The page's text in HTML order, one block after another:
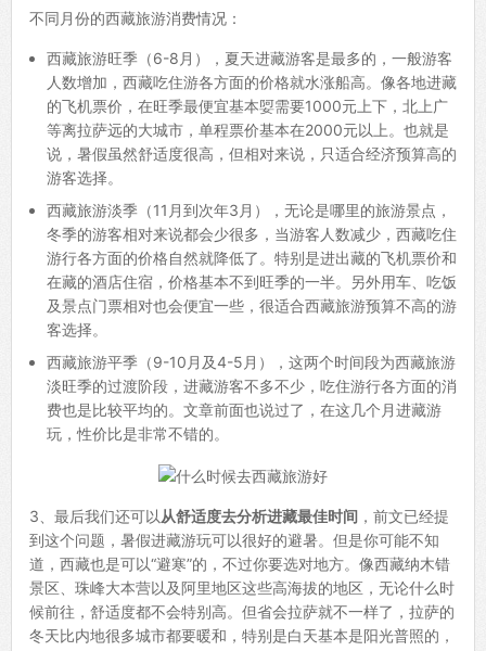
不同月份的西藏旅游消费情况：
西藏旅游旺季（6-8月），夏天进藏游客是最多的，一般游客
人数增加，西藏吃住游各方面的价格就水涨船高。像各地进藏
的飞机票价，在旺季最便宜基本娿需要1000元上下，北上广
等离拉萨远的大城市，单程票价基本在2000元以上。也就是
说，暑假虽然舒适度很高，但相对来说，只适合经济预算高的
游客选择。
西藏旅游淡季（11月到次年3月），无论是哪里的旅游景点，
冬季的游客相对来说都会少很多，当游客人数减少，西藏吃住
游行各方面的价格自然就降低了。特别是进出藏的飞机票价和
在藏的酒店住宿，价格基本不到旺季的一半。另外用车、吃饭
及景点门票相对也会便宜一些，很适合西藏旅游预算不高的游
客选择。
西藏旅游平季（9-10月及4-5月），这两个时间段为西藏旅游
淡旺季的过渡阶段，进藏游客不多不少，吃住游行各方面的消
费也是比较平均的。文章前面也说过了，在这几个月进藏游
玩，性价比是非常不错的。
3、最后我们还可以 从舒适度去分析进藏最佳时间 ，前文已经提
到这个问题，暑假进藏游玩可以很好的避暑。但是你可能不知
道，西藏也是可以“避寒”的，不过你要选对地方。像西藏纳木错
景区、珠峰大本营以及阿里地区这些高海拔的地区，无论什么时
候前往，舒适度都不会特别高。但省会拉萨就不一样了，拉萨的
冬天比内地很多城市都要暖和，特别是白天基本是阳光普照的，